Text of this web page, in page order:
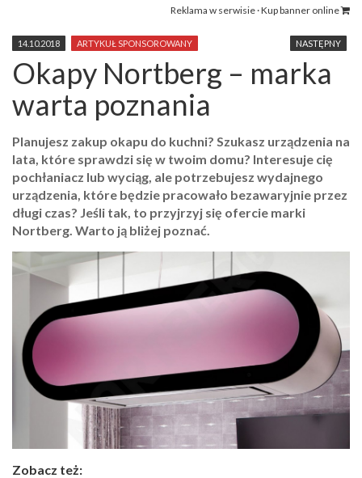
Reklama w serwisie · Kup banner online
NASTĘPNY
14.10.2018 ARTYKUŁ SPONSOROWANY
Okapy Nortberg – marka
warta poznania
Planujesz zakup okapu do kuchni? Szukasz urządzenia na
lata, które sprawdzi się w twoim domu? Interesuje cię
pochłaniacz lub wyciąg, ale potrzebujesz wydajnego
urządzenia, które będzie pracowało bezawaryjnie przez
długi czas? Jeśli tak, to przyjrzyj się ofercie marki
Nortberg. Warto ją bliżej poznać.
Zobacz też: